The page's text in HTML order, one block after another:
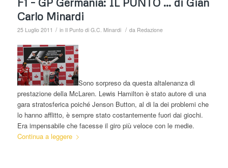
Carlo Minardi
25 Luglio 2011 / in Il Punto di G.C. Minardi / da Redazione
Sono sorpreso da questa altalenanza di
prestazione della McLaren. Lewis Hamilton è stato autore di una
gara stratosferica poiché Jenson Button, al di la dei problemi che
lo hanno afflitto, è sempre stato costantemente fuori dai giochi.
Era impensabile che facesse il giro più veloce con le medie.
Continua a leggere